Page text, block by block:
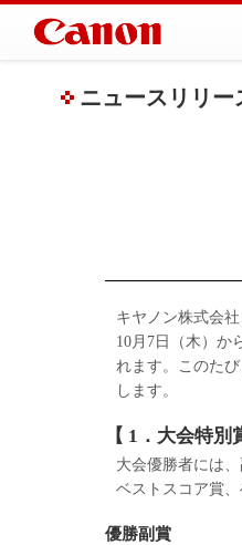
ニュースリリー
キヤノン株式会
10月7日（木）か
れます。このた
します。
【 1．大会特別
大会優勝者には
ベストスコア賞
優勝副賞